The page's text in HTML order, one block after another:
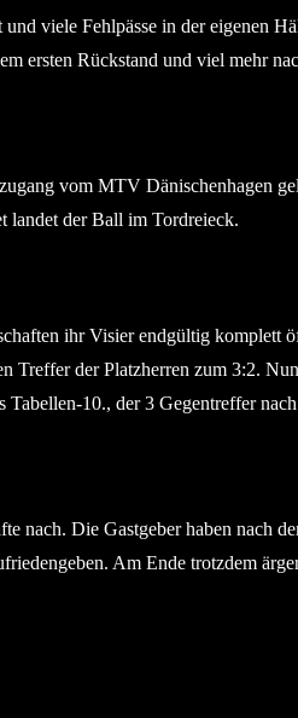
viele Fehlpässe in der eigenen
ersten Rückstand und viel mehr
vom MTV Dänischenhagen
landet der Ball im Tordreieck.
ihr Visier endgültig komplett
der Platzherren zum 3:2.
10., der 3 Gegentreffer
nach. Die Gastgeber haben nach
Am Ende trotzdem